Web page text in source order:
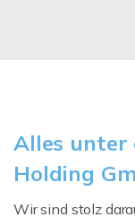
Alles unter
Holding
Wir sind stolz